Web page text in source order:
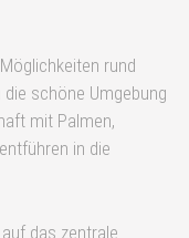
rund
schöne Umgebung
mit Palmen,
in die
das zentrale